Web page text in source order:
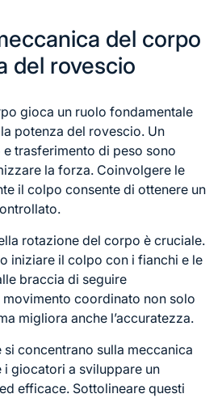
del corpo
del rovescio
gioca un ruolo fondamentale
potenza del rovescio. Un
trasferimento di peso sono
la forza. Coinvolgere le
il colpo consente di ottenere un
rotazione del corpo è cruciale.
iniziare il colpo con i fianchi e le
braccia di seguire
movimento coordinato non solo
migliora anche l’accuratezza.
concentrano sulla meccanica
giocatori a sviluppare un
efficace. Sottolineare questi